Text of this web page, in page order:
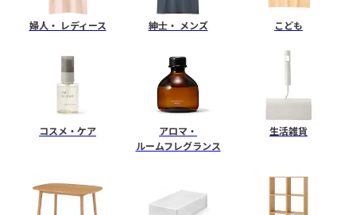
ト
ア
婦人・ レディース 紳士・ メンズ こども
コスメ・ケア
アロマ・
ルームフレグランス
生活雑貨